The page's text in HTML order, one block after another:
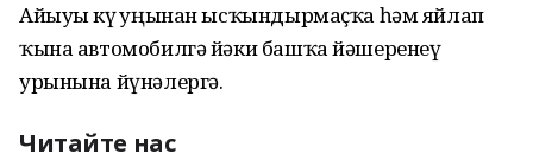
Айыуҙы күҙ уңынан ысҡындырмаҫҡа һәм яйлап
ҡына автомобилгә йәки башҡа йәшеренеү
урынына йүнәлергә.
Читайте нас